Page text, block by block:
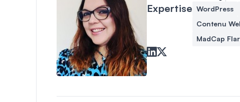
Expertise WordPress
Contenu
MadCap